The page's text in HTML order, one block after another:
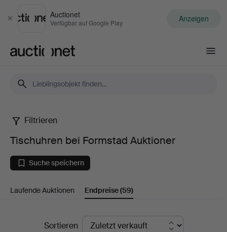
Schließen
Auctionet
Verfügbar auf Google Play Anzeigen
Tischuhren
bei
Formstad
Auktioner
Filtrieren
Tischuhren bei Formstad Auktioner
Suche speichern
Laufende Auktionen Endpreise(59)
EndpreiseSortieren